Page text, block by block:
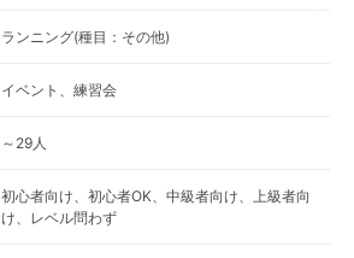
ランニング(種目：その他)
イベント、練習会
～29人
初心者向け、初心者OK、中級者向け、上級者向
け、レベル問わず